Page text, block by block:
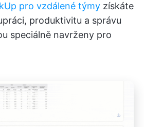
pro vzdálené týmy získáte
produktivitu a správu
speciálně navrženy pro